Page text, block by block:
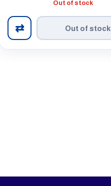
Out of stock
Out of stock
⇄